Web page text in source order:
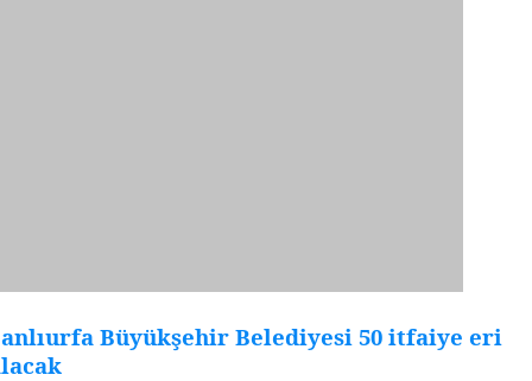
Büyükşehir Belediyesi 50 itfaiye eri